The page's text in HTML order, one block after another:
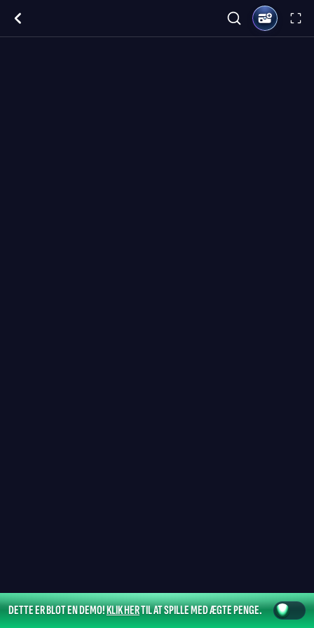
DETTE ER BLOT EN DEMO!KLIK HERTIL AT SPILLE MED ÆGTE PENGE.